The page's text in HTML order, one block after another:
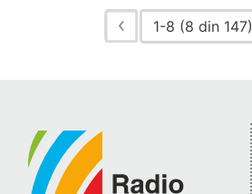
1-8 (8 din 147)